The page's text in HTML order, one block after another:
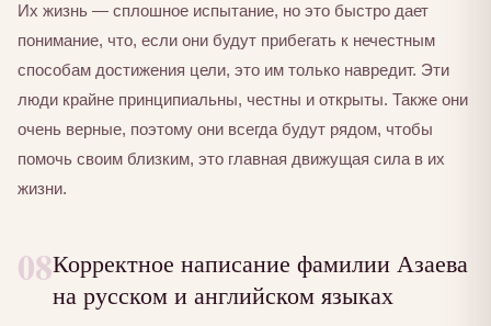
Их жизнь — сплошное испытание, но это быстро дает
понимание, что, если они будут прибегать к нечестным
способам достижения цели, это им только навредит. Эти
люди крайне принципиальны, честны и открыты. Также они
очень верные, поэтому они всегда будут рядом, чтобы
помочь своим близким, это главная движущая сила в их
жизни.
08Корректное написание фамилии Азаева
на русском и английском языках